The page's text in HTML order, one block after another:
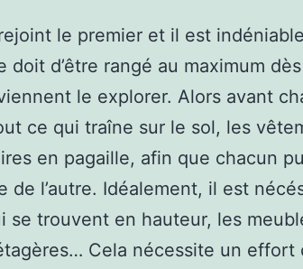
le premier et il est
doit d’être rangé au maximum
le explorer. Alors avant
ce qui traîne sur le sol, les
en pagaille, afin que chacun
de l’autre. Idéalement, il est
se trouvent en hauteur, les
Cela nécessite un effort